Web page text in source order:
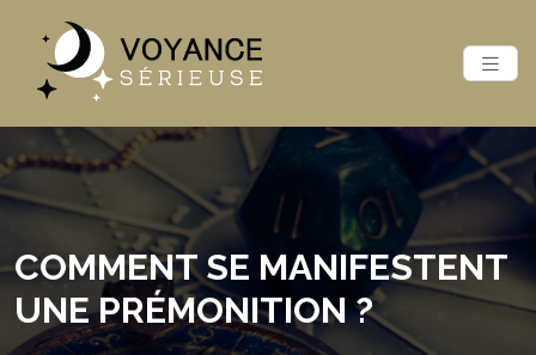
COMMENT SE MANIFESTENT
UNE PRÉMONITION ?